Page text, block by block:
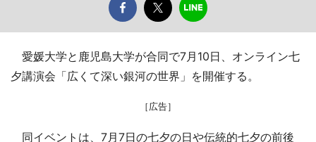
愛媛大学と鹿児島大学が合同で7月10日、オンライン七
夕講演会「広くて深い銀河の世界」を開催する。
［広告］
同イベントは、7月7日の七夕の日や伝統的七夕の前後